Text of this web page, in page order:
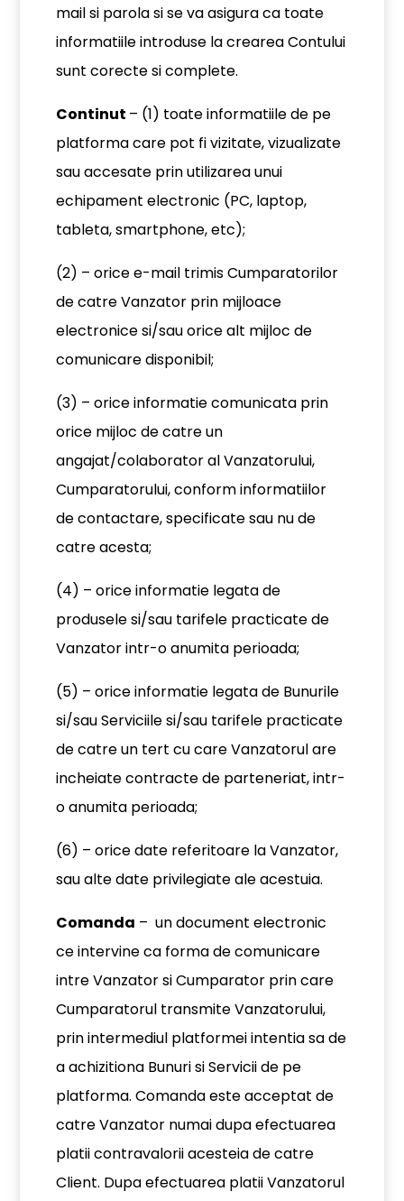
mail si parola si se va asigura ca toate
informatiile introduse la crearea Contului
sunt corecte si complete.
Continut – (1) toate informatiile de pe
platforma care pot fi vizitate, vizualizate
sau accesate prin utilizarea unui
echipament electronic (PC, laptop,
tableta, smartphone, etc);
(2) – orice e-mail trimis Cumparatorilor
de catre Vanzator prin mijloace
electronice si/sau orice alt mijloc de
comunicare disponibil;
(3) – orice informatie comunicata prin
orice mijloc de catre un
angajat/colaborator al Vanzatorului,
Cumparatorului, conform informatiilor
de contactare, specificate sau nu de
catre acesta;
(4) – orice informatie legata de
produsele si/sau tarifele practicate de
Vanzator intr-o anumita perioada;
(5) – orice informatie legata de Bunurile
si/sau Serviciile si/sau tarifele practicate
de catre un tert cu care Vanzatorul are
incheiate contracte de parteneriat, intr-
o anumita perioada;
(6) – orice date referitoare la Vanzator,
sau alte date privilegiate ale acestuia.
Comanda – un document electronic
ce intervine ca forma de comunicare
intre Vanzator si Cumparator prin care
Cumparatorul transmite Vanzatorului,
prin intermediul platformei intentia sa de
a achizitiona Bunuri si Servicii de pe
platforma. Comanda este acceptat de
catre Vanzator numai dupa efectuarea
platii contravalorii acesteia de catre
Client. Dupa efectuarea platii Vanzatorul